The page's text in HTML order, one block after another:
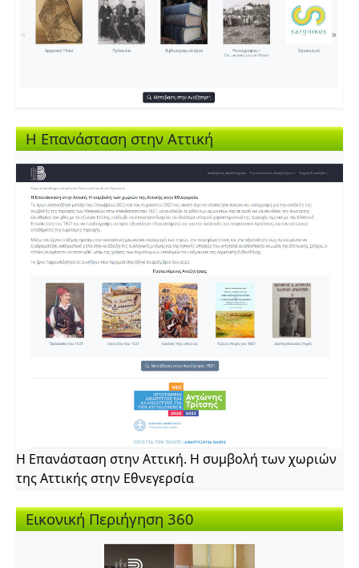
Η Επανάσταση στην Αττική
Η Επανάσταση στην Αττική. Η συμβολή των χωριών
της Αττικής στην Εθνεγερσία
Εικονική Περιήγηση 360